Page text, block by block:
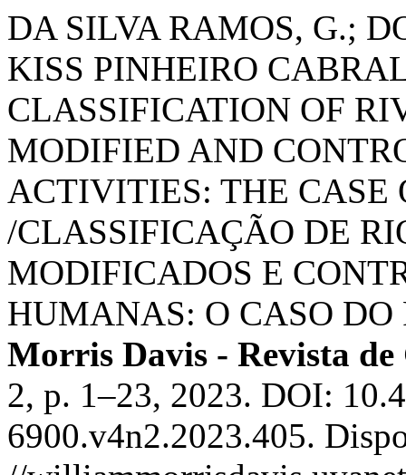
DA SILVA RAMOS, G.;
KISS PINHEIRO
CLASSIFICATION OF
MODIFIED AND
ACTIVITIES: THE CASE
/CLASSIFICAÇÃO DE
MODIFICADOS E
HUMANAS: O CASO
Morris Davis - Revista
2, p. 1–23, 2023. DOI:
6900.v4n2.2023.405.